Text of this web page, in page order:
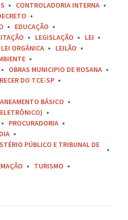
CONTROLADORIA INTERNA
EDUCAÇÃO
LEGISLAÇÃO
LEI
LEI ORGÂNICA
LEILÃO
OBRAS MUNICIPIO DE ROSANA
DO TCE-SP
BÁSICO
PROCURADORIA
PÚBLICO E TRIBUNAL DE
TURISMO